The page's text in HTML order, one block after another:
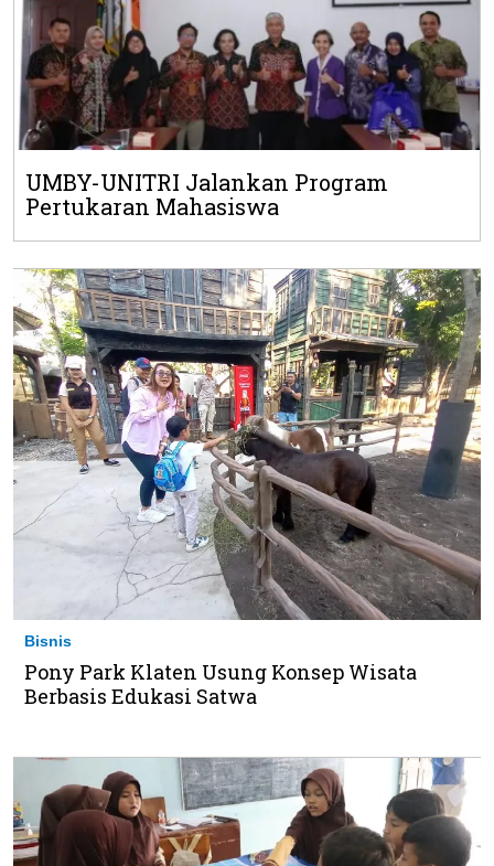
UMBY-UNITRI Jalankan Program
Pertukaran Mahasiswa
Bisnis
Pony Park Klaten Usung Konsep Wisata
Berbasis Edukasi Satwa